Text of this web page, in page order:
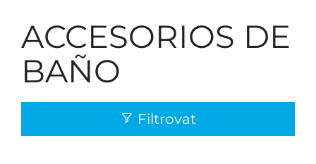
ACCESORIOS DE
BAÑO
Filtrovat